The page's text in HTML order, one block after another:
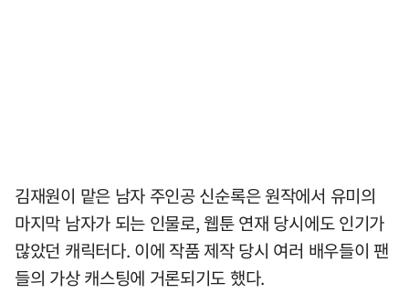
김재원이 맡은 남자 주인공 신순록은 원작에서 유미의
마지막 남자가 되는 인물로, 웹툰 연재 당시에도 인기가
많았던 캐릭터다. 이에 작품 제작 당시 여러 배우들이 팬
들의 가상 캐스팅에 거론되기도 했다.